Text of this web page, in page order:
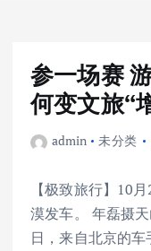
参一场赛
何变文旅“
admin 未分类
【极致旅行】10
漠发车。 年磊摄
日，来自北京的